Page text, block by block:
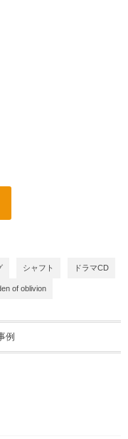
シャフト ドラマCD
of oblivion
例